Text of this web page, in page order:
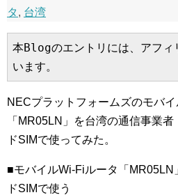
タ, 台湾
本Blogのエントリには、アフィ
います。
NECプラットフォームズのモバ
「MR05LN」を台湾の通信事業
ドSIMで使ってみた。
■モバイルWi-Fiルータ「MR05LN
ドSIMで使う